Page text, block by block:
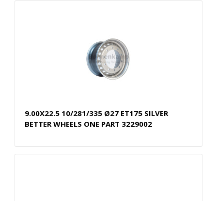
9.00X22.5 10/281/335 Ø27 ET175 SILVER
BETTER WHEELS ONE PART 3229002